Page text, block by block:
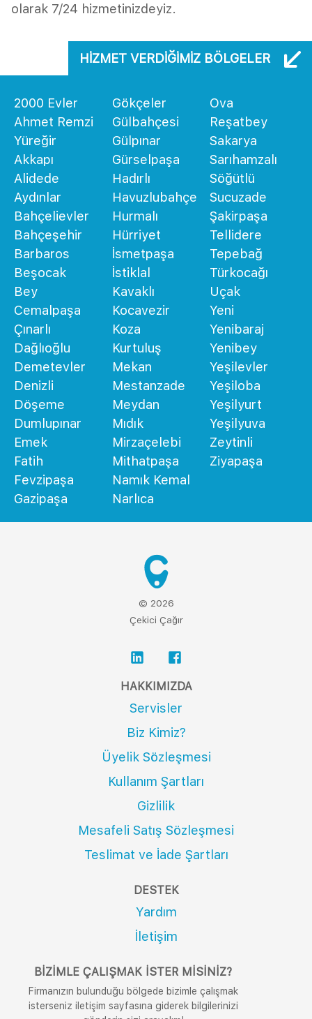
olarak 7/24 hizmetinizdeyiz.
HIZMET VERDIĞIMIZ BÖLGELER
2000 Evler
Ahmet Remzi
Yüreğir
Akkapı
Alidede
Aydınlar
Bahçelievler
Bahçeşehir
Barbaros
Beşocak
Bey
Cemalpaşa
Çınarlı
Dağlıoğlu
Demetevler
Denizli
Döşeme
Dumlupınar
Emek
Fatih
Fevzipaşa
Gazipaşa
Gökçeler
Gülbahçesi
Gülpınar
Gürselpaşa
Hadırlı
Havuzlubahçe
Hurmalı
Hürriyet
İsmetpaşa
İstiklal
Kavaklı
Kocavezir
Koza
Kurtuluş
Mekan
Mestanzade
Meydan
Mıdık
Mirzaçelebi
Mithatpaşa
Namık Kemal
Narlıca
Ova
Reşatbey
Sakarya
Sarıhamzalı
Söğütlü
Sucuzade
Şakirpaşa
Tellidere
Tepebağ
Türkocağı
Uçak
Yeni
Yenibaraj
Yenibey
Yeşilevler
Yeşiloba
Yeşilyurt
Yeşilyuva
Zeytinli
Ziyapaşa
© 2026
Çekici Çağır
HAKKIMIZDA
Servisler
Biz Kimiz?
Üyelik Sözleşmesi
Kullanım Şartları
Gizlilik
Mesafeli Satış Sözleşmesi
Teslimat ve İade Şartları
DESTEK
Yardım
İletişim
BIZIMLE ÇALIŞMAK İSTER MISINIZ?
Firmanızın bulunduğu bölgede bizimle çalışmak
isterseniz iletişim sayfasına giderek bilgilerinizi